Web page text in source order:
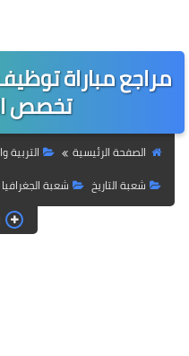
تخصص
الصفحة الرئيسية التربية
شعبة التاريخ
شعبة الجغرافيا